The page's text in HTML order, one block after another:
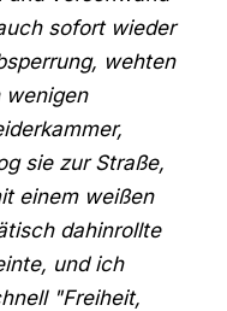
sofort wieder
wehten
wenigen
sie zur Straße,
einem weißen
dahinrollte
und ich
"Freiheit,